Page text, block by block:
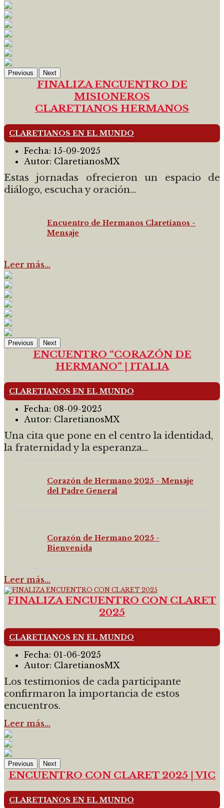
Previous Next
FINALIZA ENCUENTRO DE
MISIONEROS
CLARETIANOS HERMANOS
CLARETIANOS EN EL MUNDO
Fecha: 15-09-2025
Autor: ClaretianosMX
Estas jornadas ofrecieron un espacio de
diálogo, escucha y oración...
Encuentro de Hermanos Claretianos -
Mensaje
Leer más…
Previous Next
ENCUENTRO “CORAZÓN DE
HERMANO” | ITALIA
CLARETIANOS EN EL MUNDO
Fecha: 08-09-2025
Autor: ClaretianosMX
Una cita que pone en el centro la identidad,
la fraternidad y la esperanza...
Corazón de Hermano 2025 - Mensaje
del Padre General
Corazón de Hermano 2025 -
Bienvenida
Leer más…
FINALIZA ENCUENTRO CON CLARET
2025
CLARETIANOS EN EL MUNDO
Fecha: 01-06-2025
Autor: ClaretianosMX
Los testimonios de cada participante
confirmaron la importancia de estos
encuentros.
Leer más…
Previous Next
ENCUENTRO CON CLARET 2025 | VIC
CLARETIANOS EN EL MUNDO